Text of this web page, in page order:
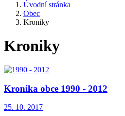
Úvodní stránka
Obec
Kroniky
Kroniky
Kronika obce 1990 - 2012
25. 10. 2017